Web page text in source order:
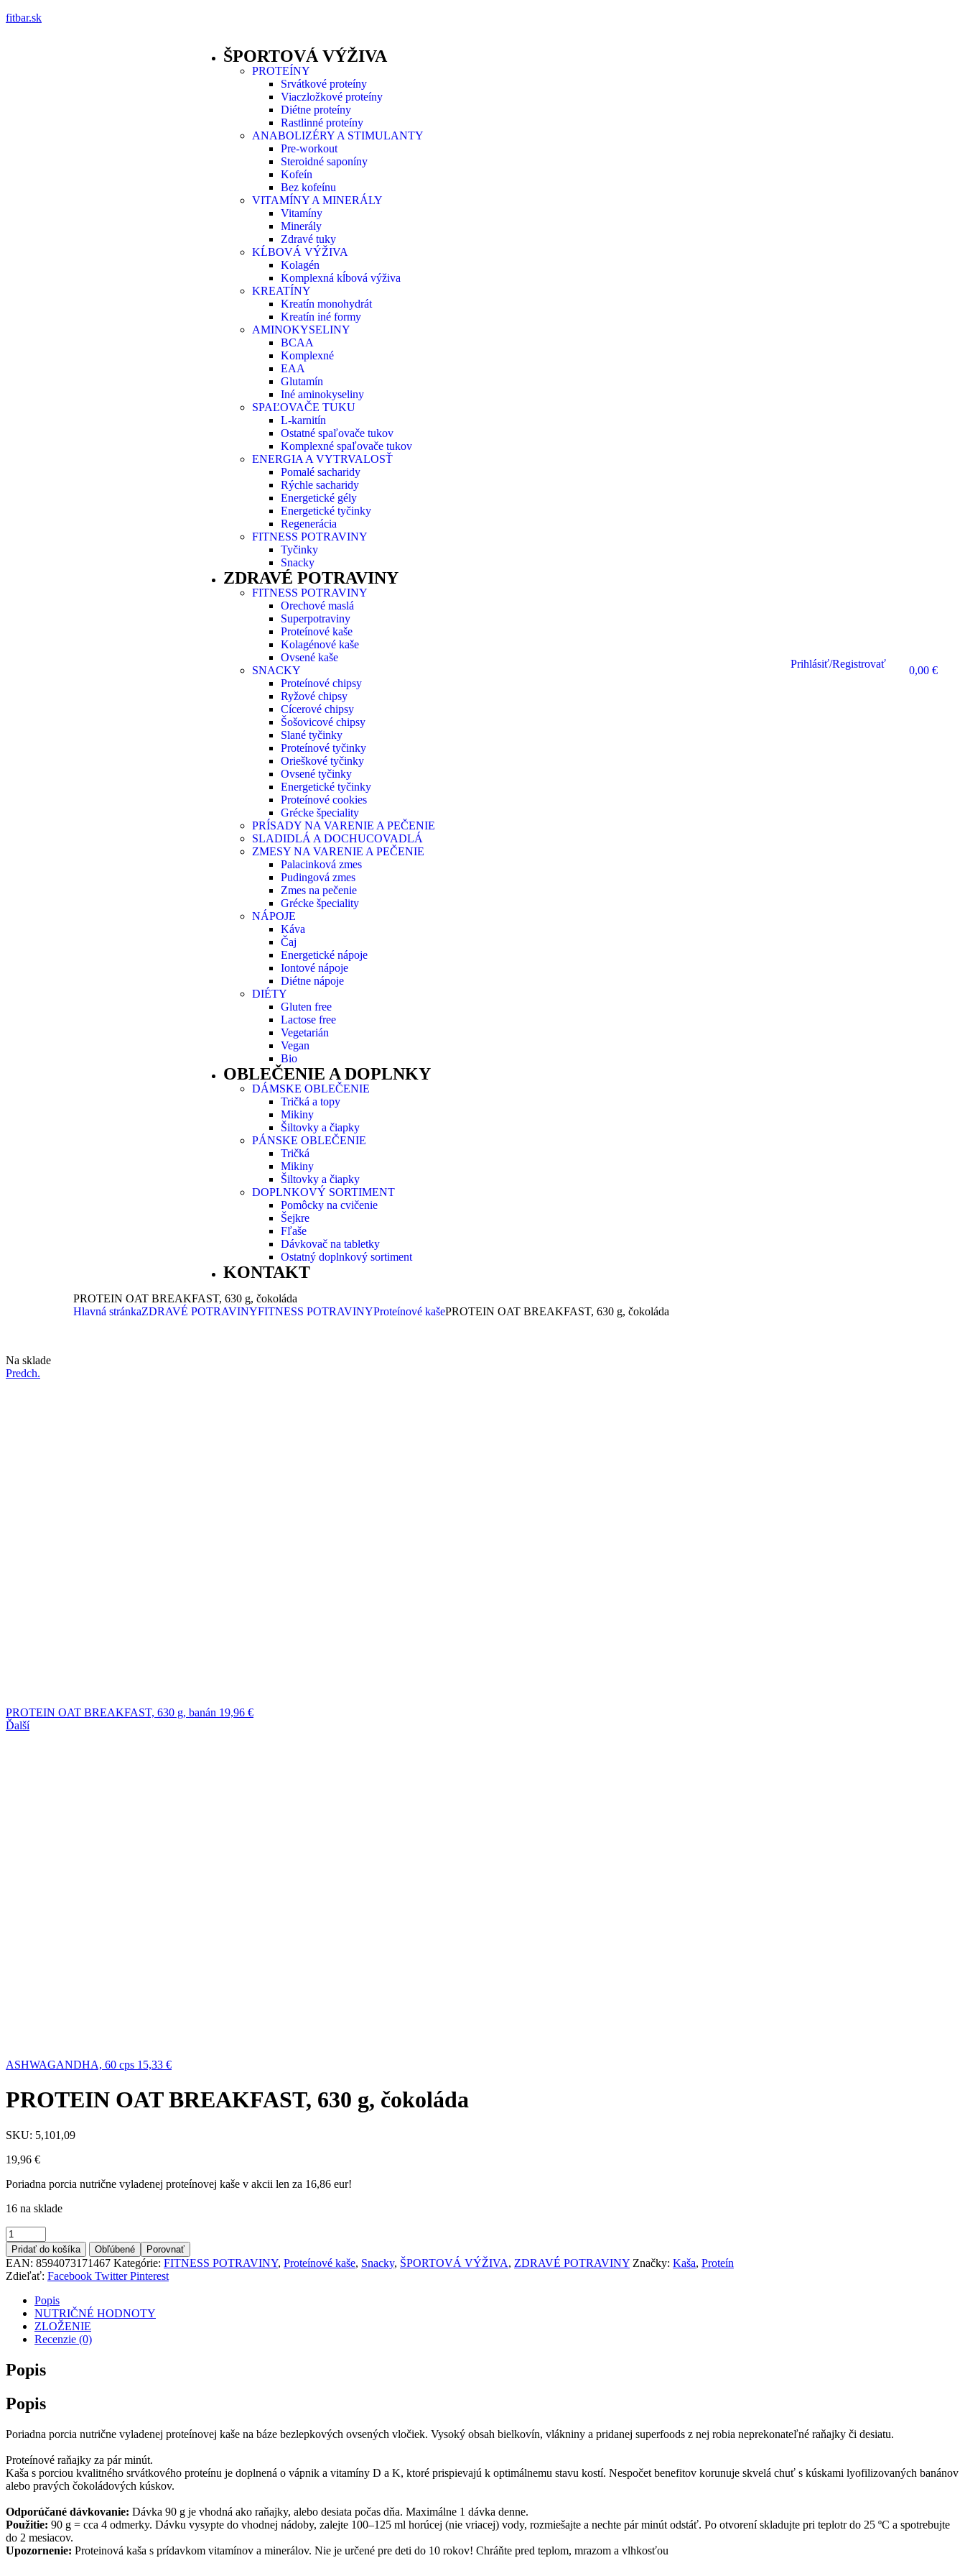
fitbar.sk
ŠPORTOVÁ VÝŽIVA
PROTEÍNY
Srvátkové proteíny
Viaczložkové proteíny
Diétne proteíny
Rastlinné proteíny
ANABOLIZÉRY A STIMULANTY
Pre-workout
Steroidné saponíny
Kofeín
Bez kofeínu
VITAMÍNY A MINERÁLY
Vitamíny
Minerály
Zdravé tuky
KĹBOVÁ VÝŽIVA
Kolagén
Komplexná kĺbová výživa
KREATÍNY
Kreatín monohydrát
Kreatín iné formy
AMINOKYSELINY
BCAA
Komplexné
EAA
Glutamín
Iné aminokyseliny
SPAĽOVAČE TUKU
L-karnitín
Ostatné spaľovače tukov
Komplexné spaľovače tukov
ENERGIA A VYTRVALOSŤ
Pomalé sacharidy
Rýchle sacharidy
Energetické gély
Energetické tyčinky
Regenerácia
FITNESS POTRAVINY
Tyčinky
Snacky
ZDRAVÉ POTRAVINY
FITNESS POTRAVINY
Orechové maslá
Superpotraviny
Proteínové kaše
Kolagénové kaše
Ovsené kaše
SNACKY
Proteínové chipsy
Ryžové chipsy
Cícerové chipsy
Šošovicové chipsy
Slané tyčinky
Proteínové tyčinky
Orieškové tyčinky
Ovsené tyčinky
Energetické tyčinky
Proteínové cookies
Grécke špeciality
PRÍSADY NA VARENIE A PEČENIE
SLADIDLÁ A DOCHUCOVADLÁ
ZMESY NA VARENIE A PEČENIE
Palacinková zmes
Pudingová zmes
Zmes na pečenie
Grécke špeciality
NÁPOJE
Káva
Čaj
Energetické nápoje
Iontové nápoje
Diétne nápoje
DIÉTY
Gluten free
Lactose free
Vegetarián
Vegan
Bio
OBLEČENIE A DOPLNKY
DÁMSKE OBLEČENIE
Tričká a topy
Mikiny
Šiltovky a čiapky
PÁNSKE OBLEČENIE
Tričká
Mikiny
Šiltovky a čiapky
DOPLNKOVÝ SORTIMENT
Pomôcky na cvičenie
Šejkre
Fľaše
Dávkovač na tabletky
Ostatný doplnkový sortiment
KONTAKT
Prihlásiť/Registrovať
0,00 €
PROTEIN OAT BREAKFAST, 630 g, čokoláda
Hlavná stránkaZDRAVÉ POTRAVINYFITNESS POTRAVINYProteínové kašePROTEIN OAT BREAKFAST, 630 g, čokoláda
Na sklade
Predch.
PROTEIN OAT BREAKFAST, 630 g, banán 19,96 €
Ďalší
ASHWAGANDHA, 60 cps 15,33 €
PROTEIN OAT BREAKFAST, 630 g, čokoláda
SKU: 5,101,09
19,96 €
Poriadna porcia nutrične vyladenej proteínovej kaše v akcii len za 16,86 eur!
16 na sklade
Pridať do košíka Obľúbené Porovnať
EAN: 8594073171467 Kategórie: FITNESS POTRAVINY, Proteínové kaše, Snacky, ŠPORTOVÁ VÝŽIVA, ZDRAVÉ POTRAVINY Značky: Kaša, Proteín
Zdieľať: Facebook Twitter Pinterest
Popis
NUTRIČNÉ HODNOTY
ZLOŽENIE
Recenzie (0)
Popis
Popis
Poriadna porcia nutrične vyladenej proteínovej kaše na báze bezlepkových ovsených vločiek. Vysoký obsah bielkovín, vlákniny a pridanej superfoods z nej robia neprekonateľné raňajky či desiatu.
Proteínové raňajky za pár minút.
Kaša s porciou kvalitného srvátkového proteínu je doplnená o vápnik a vitamíny D a K, ktoré prispievajú k optimálnemu stavu kostí. Nespočet benefitov korunuje skvelá chuť s kúskami lyofilizovaných banánov
alebo pravých čokoládových kúskov.
Odporúčané dávkovanie: Dávka 90 g je vhodná ako raňajky, alebo desiata počas dňa. Maximálne 1 dávka denne.
Použitie: 90 g = cca 4 odmerky. Dávku vysypte do vhodnej nádoby, zalejte 100–125 ml horúcej (nie vriacej) vody, rozmiešajte a nechte pár minút odstáť. Po otvorení skladujte pri teplotr do 25 ºC a spotrebujte
do 2 mesiacov.
Upozornenie: Proteinová kaša s prídavkom vitamínov a minerálov. Nie je určené pre deti do 10 rokov! Chráňte pred teplom, mrazom a vlhkosťou